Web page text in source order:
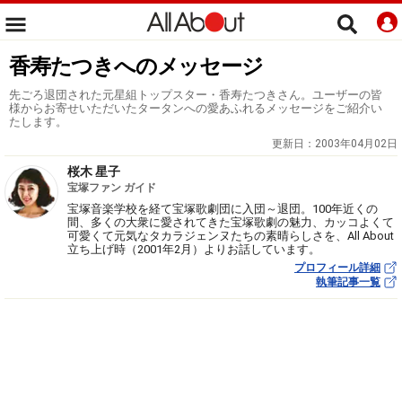
香寿たつきへのメッセージ
先ごろ退団された元星組トップスター・香寿たつきさん。ユーザーの皆
様からお寄せいただいたタータンへの愛あふれるメッセージをご紹介い
たします。
更新日： 2003年04月02日
桜木 星子
宝塚ファン ガイド
宝塚音楽学校を経て宝塚歌劇団に入団～退団。100年近くの
間、多くの大衆に愛されてきた宝塚歌劇の魅力、カッコよくて
可愛くて元気なタカラジェンヌたちの素晴らしさを、All About
立ち上げ時（2001年2月）よりお話しています。
プロフィール詳細
執筆記事一覧